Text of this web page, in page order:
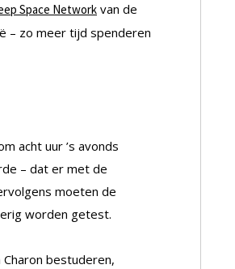
Space Network van de
– zo meer tijd spenderen
acht uur ’s avonds
– dat er met de
moeten de
worden getest.
bestuderen,